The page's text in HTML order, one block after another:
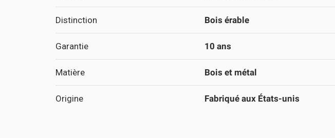
Distinction Bois érable
Garantie 10 ans
Matière Bois et métal
Origine Fabriqué aux États-unis